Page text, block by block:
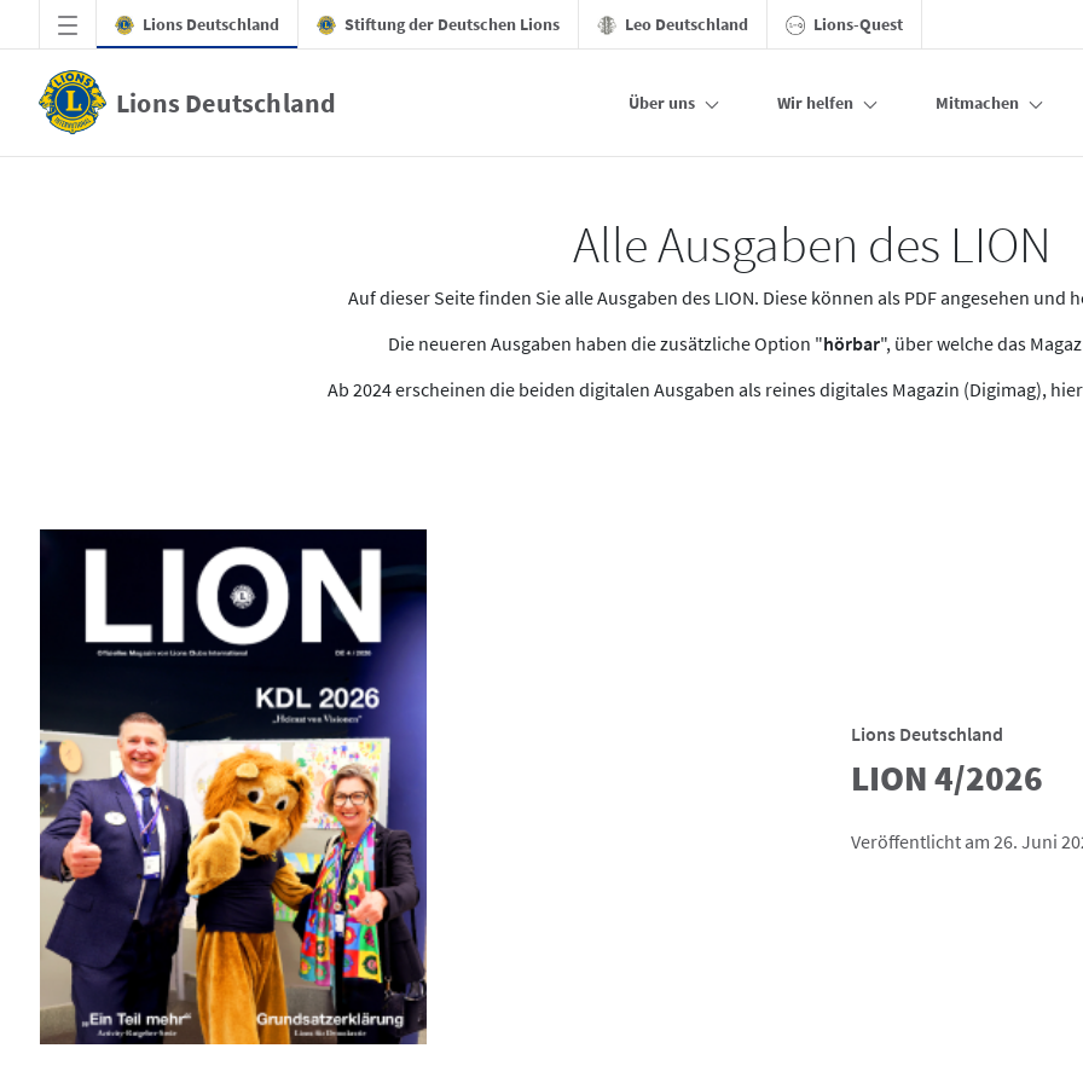
Zum Hauptinhalt springen
Lions Deutschland Stiftung der Deutschen Lions Leo Deutschland Lions-Quest
Lions Deutschland Über uns Wir helfen Mitmachen
Alle Ausgaben des LION
Auf dieser Seite finden Sie alle Ausgaben des LION. Diese können als PDF angesehen und
Die neueren Ausgaben haben die zusätzliche Option "hörbar", über welche das
Ab 2024 erscheinen die beiden digitalen Ausgaben als reines digitales Magazin (Digimag),
Lions Deutschland
LION 4/2026
Veröffentlicht am 26. Juni